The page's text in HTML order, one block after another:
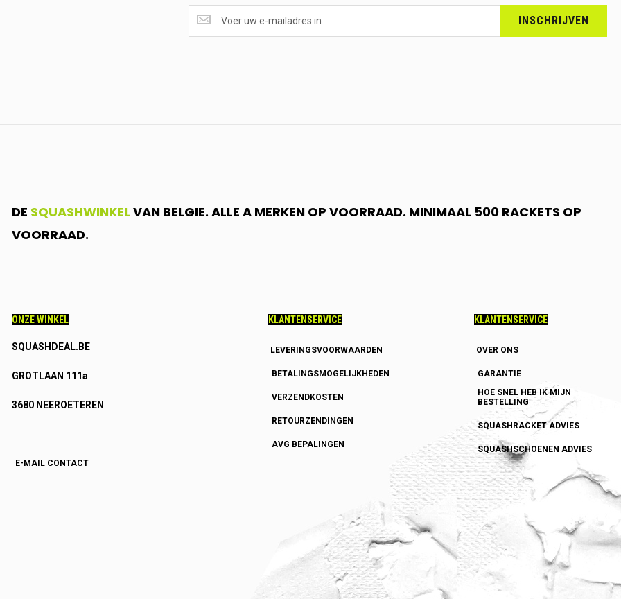
ONTVANGEN?
<br>SCHRIJF
INSCHRIJVEN
DE SQUASHWINKEL VAN BELGIE. ALLE A MERKEN OP VOORRAAD. MINIMAAL 500 RACKETS OP
VOORRAAD.
ONZE WINKEL
SQUASHDEAL.BE
GROTLAAN 111a
3680 NEEROETEREN
E-MAIL CONTACT
KLANTENSERVICE
LEVERINGSVOORWAARDEN
BETALINGSMOGELIJKHEDEN
VERZENDKOSTEN
RETOURZENDINGEN
AVG BEPALINGEN
KLANTENSERVICE
OVER ONS
GARANTIE
HOE SNEL HEB IK MIJN
BESTELLING
SQUASHRACKET ADVIES
SQUASHSCHOENEN ADVIES